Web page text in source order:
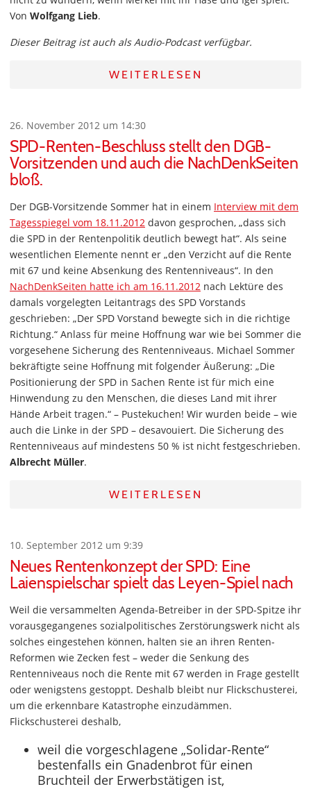
Von Wolfgang Lieb.
Dieser Beitrag ist auch als Audio-Podcast verfügbar.
WEITERLESEN
26. November 2012 um 14:30
SPD-Renten-Beschluss stellt den DGB-
Vorsitzenden und auch die NachDenkSeiten
bloß.
Der DGB-Vorsitzende Sommer hat in einem Interview mit dem
Tagesspiegel vom 18.11.2012 davon gesprochen, „dass sich
die SPD in der Rentenpolitik deutlich bewegt hat“. Als seine
wesentlichen Elemente nennt er „den Verzicht auf die Rente
mit 67 und keine Absenkung des Rentenniveaus“. In den
NachDenkSeiten hatte ich am 16.11.2012 nach Lektüre des
damals vorgelegten Leitantrags des SPD Vorstands
geschrieben: „Der SPD Vorstand bewegte sich in die richtige
Richtung.“ Anlass für meine Hoffnung war wie bei Sommer die
vorgesehene Sicherung des Rentenniveaus. Michael Sommer
bekräftigte seine Hoffnung mit folgender Äußerung: „Die
Positionierung der SPD in Sachen Rente ist für mich eine
Hinwendung zu den Menschen, die dieses Land mit ihrer
Hände Arbeit tragen.“ – Pustekuchen! Wir wurden beide – wie
auch die Linke in der SPD – desavouiert. Die Sicherung des
Rentenniveaus auf mindestens 50 % ist nicht festgeschrieben.
Albrecht Müller.
WEITERLESEN
10. September 2012 um 9:39
Neues Rentenkonzept der SPD: Eine
Laienspielschar spielt das Leyen-Spiel nach
Weil die versammelten Agenda-Betreiber in der SPD-Spitze ihr
vorausgegangenes sozialpolitisches Zerstörungswerk nicht als
solches eingestehen können, halten sie an ihren Renten-
Reformen wie Zecken fest – weder die Senkung des
Rentenniveaus noch die Rente mit 67 werden in Frage gestellt
oder wenigstens gestoppt. Deshalb bleibt nur Flickschusterei,
um die erkennbare Katastrophe einzudämmen.
Flickschusterei deshalb,
weil die vorgeschlagene „Solidar-Rente“
bestenfalls ein Gnadenbrot für einen
Bruchteil der Erwerbstätigen ist,